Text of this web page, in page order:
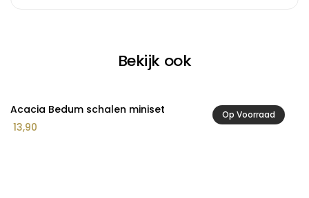
Bekijk ook
Op Voorraad
Acacia Bedum schalen miniset
13,90